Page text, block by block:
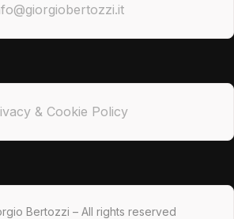
& Cookie Policy
Bertozzi – All rights reserved